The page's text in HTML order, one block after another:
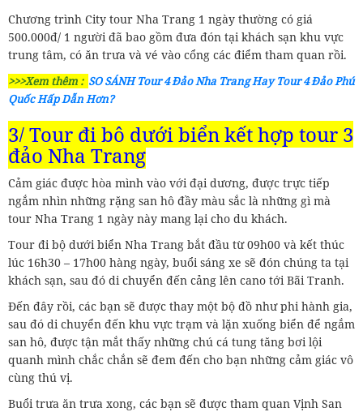
Chương trình City tour Nha Trang 1 ngày thường có giá
500.000đ/ 1 người đã bao gồm đưa đón tại khách sạn khu vực
trung tâm, có ăn trưa và vé vào cổng các điểm tham quan rồi.
>>>Xem thêm : SO SÁNH Tour 4 Đảo Nha Trang Hay Tour 4 Đảo Phú
Quốc Hấp Dẫn Hơn?
3/ Tour đi bộ dưới biển kết hợp tour 3
đảo Nha Trang
Cảm giác được hòa mình vào với đại dương, được trực tiếp
ngắm nhìn những rặng san hô đầy màu sắc là những gì mà
tour Nha Trang 1 ngày này mang lại cho du khách.
Tour đi bộ dưới biển Nha Trang bắt đầu từ 09h00 và kết thúc
lúc 16h30 – 17h00 hàng ngày, buổi sáng xe sẽ đón chúng ta tại
khách sạn, sau đó di chuyển đến cảng lên cano tới Bãi Tranh.
Đến đây rồi, các bạn sẽ được thay một bộ đồ như phi hành gia,
sau đó di chuyển đến khu vực trạm và lặn xuống biển để ngắm
san hô, được tận mắt thấy những chú cá tung tăng bơi lội
quanh mình chắc chắn sẽ đem đến cho bạn những cảm giác vô
cùng thú vị.
Buổi trưa ăn trưa xong, các bạn sẽ được tham quan Vịnh San